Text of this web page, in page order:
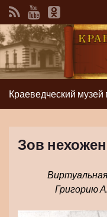
Краеведческий музей
Зов
Григорию